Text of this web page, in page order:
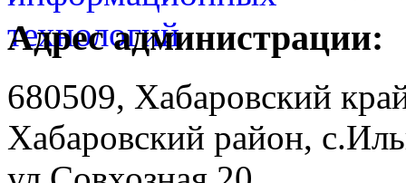
Адрес администрации:
680509, Хабаровский
Хабаровский район,